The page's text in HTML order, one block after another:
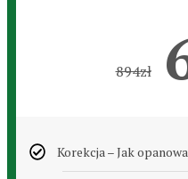
894zł
Korekcja – Jak